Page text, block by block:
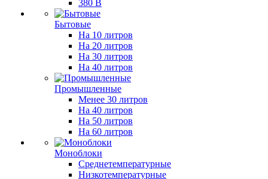
380 В
Бытовые
На 10 литров
На 20 литров
На 30 литров
На 40 литров
Промышленные
Менее 30 литров
На 40 литров
На 50 литров
На 60 литров
Моноблоки
Среднетемпературные
Низкотемпературные